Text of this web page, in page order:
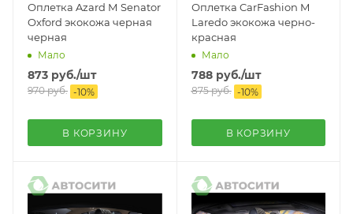
Оплетка Azard М Senator
Oxford экокожа черная
черная
Мало
873 руб./шт
970руб. -10%
В КОРЗИНУ
Оплетка CarFashion M
Laredo экокожа черно-
красная
Мало
788руб./шт
875руб. -10%
В КОРЗИНУ